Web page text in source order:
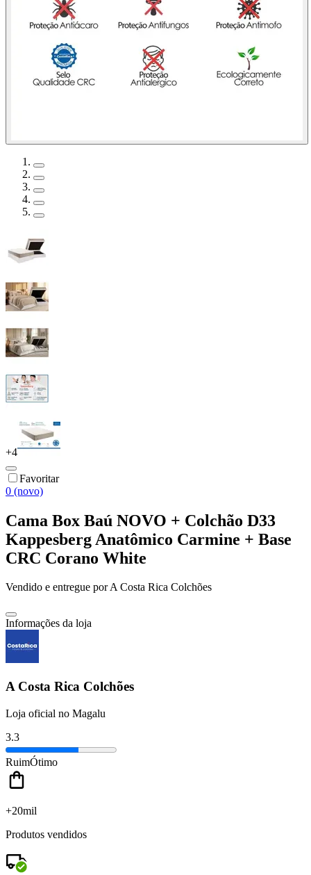
+4
Favoritar
0 (novo)
Cama Box Baú NOVO + Colchão D33
Kappesberg Anatômico Carmine + Base
CRC Corano White
Vendido e entregue porA Costa Rica Colchões
Informações da loja
A Costa Rica Colchões
Loja oficial no Magalu
3.3
RuimÓtimo
+20mil
Produtos vendidos